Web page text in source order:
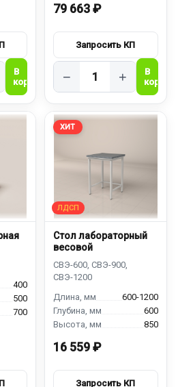
79 663 ₽
− +
400
500
700
ХИТ
Стол лабораторный
весовой
600-1200
600
850
16 559 ₽